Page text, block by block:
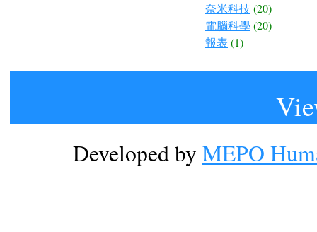
奈米科技(20)
電腦科學(20)
報表 (1)
Developed by MEPO